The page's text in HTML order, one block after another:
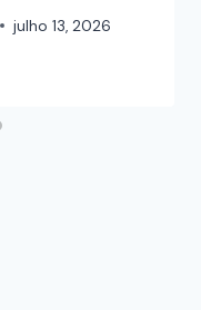
julho 13, 2026